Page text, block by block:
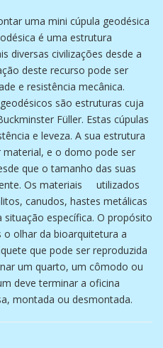
uma mini cúpula geodésica
é uma estrutura
diversas civilizações desde a
deste recurso pode ser
e resistência mecânica.
são estruturas cuja
Füller. Estas cúpulas
e leveza. A sua estrutura
material, e o domo pode ser
que o tamanho das suas
Os materiais utilizados
canudos, hastes metálicas
específica. O propósito
olhar da bioarquitetura a
que pode ser reproduzida
um quarto, um cômodo ou
deve terminar a oficina
montada ou desmontada.